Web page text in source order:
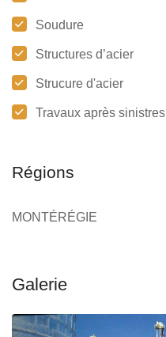
Soudure
Structures d’acier
Strucure d'acier
Travaux après sinistres
Régions
MONTÉRÉGIE